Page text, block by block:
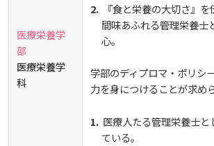
医療栄養学
部
医療栄養学
科
『食と栄養の大切さ』
間味あふれる管理栄養士
心。
学部のディプロマ・ポリシ
力を身につけることが求め
医療人たる管理栄養士と
ている。